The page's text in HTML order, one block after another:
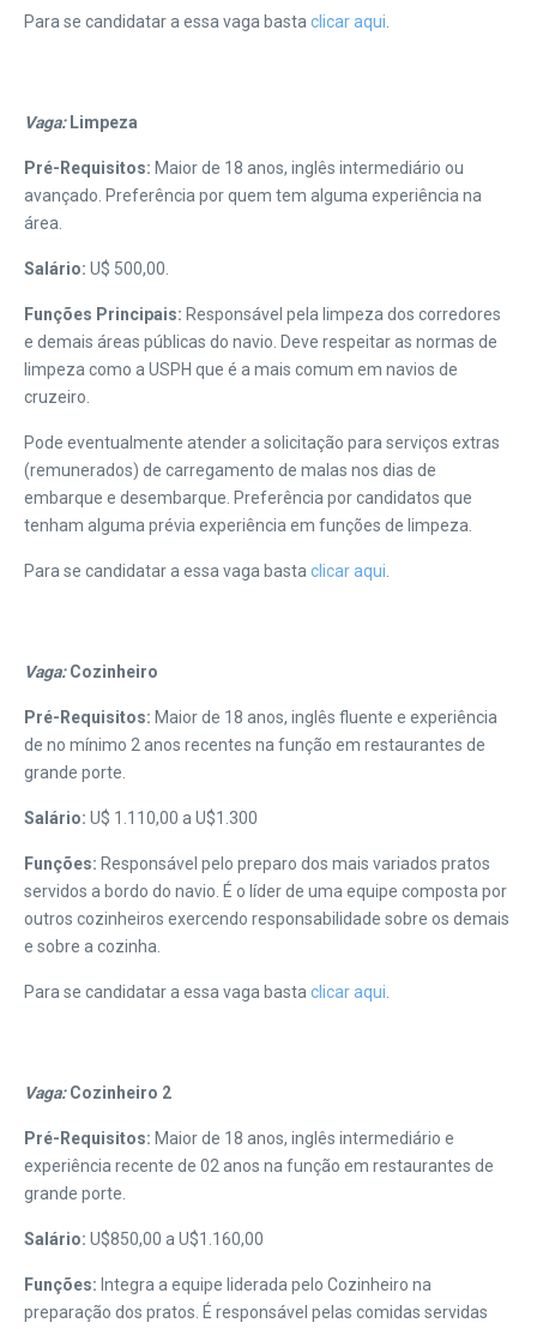
Para se candidatar a essa vaga basta clicar aqui
Vaga: Limpeza
Pré-Requisitos: Maior de 18 anos, inglês intermediário ou
avançado. Preferência por quem tem alguma experiência na
área.
Salário: U$ 500,00.
Funções Principais: Responsável pela limpeza dos corredores
e demais áreas públicas do navio. Deve respeitar as normas de
limpeza como a USPH que é a mais comum em navios de
cruzeiro.
Pode eventualmente atender a solicitação para serviços extras
(remunerados) de carregamento de malas nos dias de
embarque e desembarque. Preferência por candidatos que
tenham alguma prévia experiência em funções de limpeza.
Para se candidatar a essa vaga basta clicar aqui
Vaga:Cozinheiro
Pré-Requisitos: Maior de 18 anos, inglês fluente e experiência
de no mínimo 2 anos recentes na função em restaurantes de
grande porte.
Salário: U$ 1.110,00 a U$1.300
Funções: Responsável pelo preparo dos mais variados pratos
servidos a bordo do navio. É o líder de uma equipe composta por
outros cozinheiros exercendo responsabilidade sobre os demais
e sobre a cozinha.
Para se candidatar a essa vaga basta clicar aqui
Vaga:Cozinheiro 2
Pré-Requisitos: Maior de 18 anos, inglês intermediário e
experiência recente de 02 anos na função em restaurantes de
grande porte.
Salário: U$850,00 a U$1.160,00
Funções: Integra a equipe liderada pelo Cozinheiro na
preparação dos pratos. É responsável pelas comidas servidas